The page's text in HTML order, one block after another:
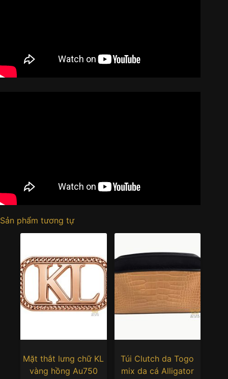
Sản phẩm tương tự
Mặt thắt lưng chữ KL
vàng hồng Au750
Túi Clutch da Togo
mix da cá Alligator